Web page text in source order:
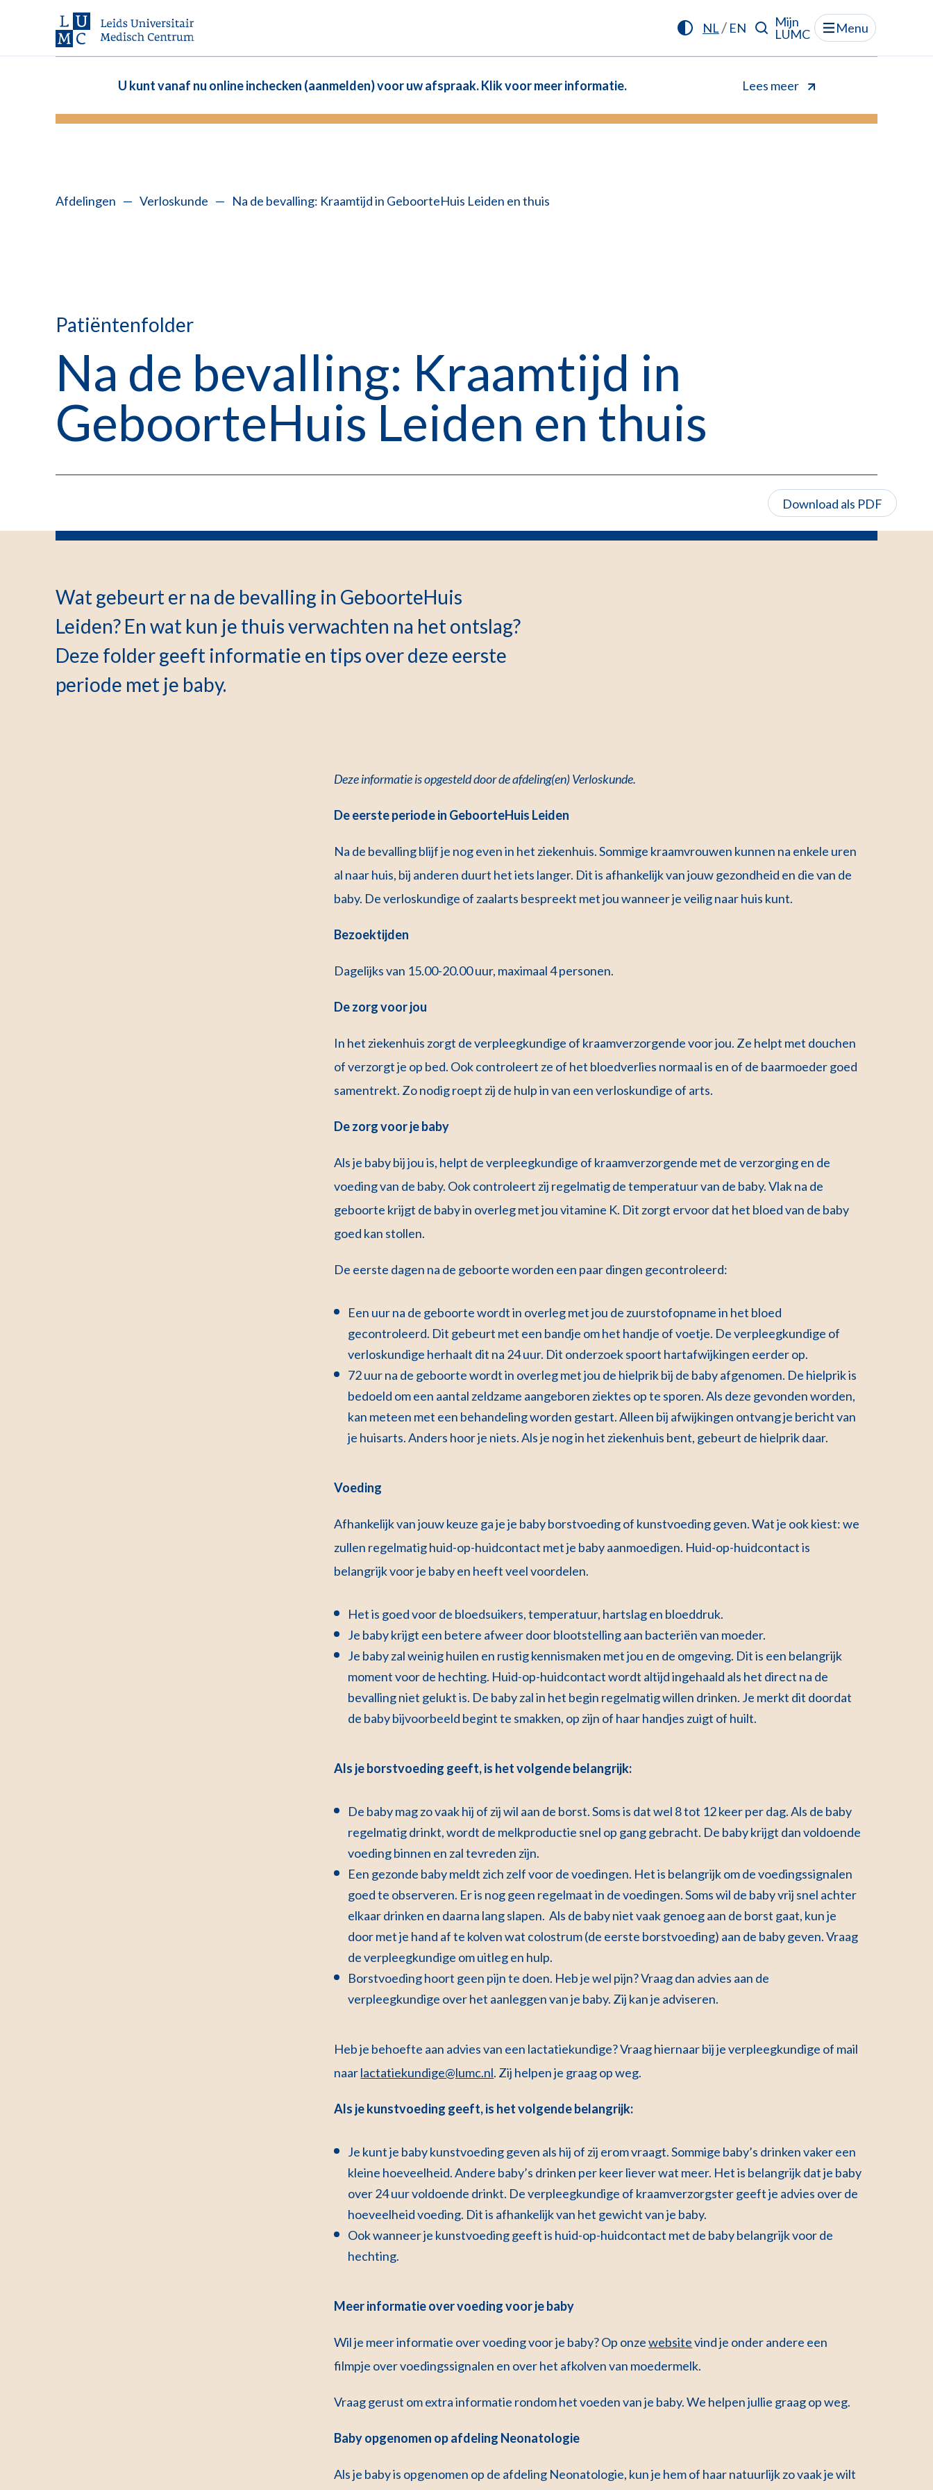
NL/ EN
Mijn
LUMC
Menu
U kunt vanaf nu online inchecken (aanmelden) voor uw afspraak. Klik voor meer informatie. Lees meer
Afdelingen — Verloskunde — Na de bevalling: Kraamtijd in GeboorteHuis Leiden en thuis
Patiëntenfolder
Na de bevalling: Kraamtijd in
GeboorteHuis Leiden en thuis
Download als PDF
Wat gebeurt er na de bevalling in GeboorteHuis
Leiden? En wat kun je thuis verwachten na het ontslag?
Deze folder geeft informatie en tips over deze eerste
periode met je baby.
Deze informatie is opgesteld door de afdeling(en) Verloskunde.
De eerste periode in GeboorteHuis Leiden
Na de bevalling blijf je nog even in het ziekenhuis. Sommige kraamvrouwen kunnen na enkele uren
al naar huis, bij anderen duurt het iets langer. Dit is afhankelijk van jouw gezondheid en die van de
baby. De verloskundige of zaalarts bespreekt met jou wanneer je veilig naar huis kunt.
Bezoektijden
Dagelijks van 15.00-20.00 uur, maximaal 4 personen.
De zorg voor jou
In het ziekenhuis zorgt de verpleegkundige of kraamverzorgende voor jou. Ze helpt met douchen
of verzorgt je op bed. Ook controleert ze of het bloedverlies normaal is en of de baarmoeder goed
samentrekt. Zo nodig roept zij de hulp in van een verloskundige of arts.
De zorg voor je baby
Als je baby bij jou is, helpt de verpleegkundige of kraamverzorgende met de verzorging en de
voeding van de baby. Ook controleert zij regelmatig de temperatuur van de baby. Vlak na de
geboorte krijgt de baby in overleg met jou vitamine K. Dit zorgt ervoor dat het bloed van de baby
goed kan stollen.
De eerste dagen na de geboorte worden een paar dingen gecontroleerd:
Een uur na de geboorte wordt in overleg met jou de zuurstofopname in het bloed
gecontroleerd. Dit gebeurt met een bandje om het handje of voetje. De verpleegkundige of
verloskundige herhaalt dit na 24 uur. Dit onderzoek spoort hartafwijkingen eerder op.
72 uur na de geboorte wordt in overleg met jou de hielprik bij de baby afgenomen. De hielprik is
bedoeld om een aantal zeldzame aangeboren ziektes op te sporen. Als deze gevonden worden,
kan meteen met een behandeling worden gestart. Alleen bij afwijkingen ontvang je bericht van
je huisarts. Anders hoor je niets. Als je nog in het ziekenhuis bent, gebeurt de hielprik daar.
Voeding
Afhankelijk van jouw keuze ga je je baby borstvoeding of kunstvoeding geven. Wat je ook kiest: we
zullen regelmatig huid-op-huidcontact met je baby aanmoedigen. Huid-op-huidcontact is
belangrijk voor je baby en heeft veel voordelen.
Het is goed voor de bloedsuikers, temperatuur, hartslag en bloeddruk.
Je baby krijgt een betere afweer door blootstelling aan bacteriën van moeder.
Je baby zal weinig huilen en rustig kennismaken met jou en de omgeving. Dit is een belangrijk
moment voor de hechting. Huid-op-huidcontact wordt altijd ingehaald als het direct na de
bevalling niet gelukt is. De baby zal in het begin regelmatig willen drinken. Je merkt dit doordat
de baby bijvoorbeeld begint te smakken, op zijn of haar handjes zuigt of huilt.
Als je borstvoeding geeft, is het volgende belangrijk:
De baby mag zo vaak hij of zij wil aan de borst. Soms is dat wel 8 tot 12 keer per dag. Als de baby
regelmatig drinkt, wordt de melkproductie snel op gang gebracht. De baby krijgt dan voldoende
voeding binnen en zal tevreden zijn.
Een gezonde baby meldt zich zelf voor de voedingen. Het is belangrijk om de voedingssignalen
goed te observeren. Er is nog geen regelmaat in de voedingen. Soms wil de baby vrij snel achter
elkaar drinken en daarna lang slapen. Als de baby niet vaak genoeg aan de borst gaat, kun je
door met je hand af te kolven wat colostrum (de eerste borstvoeding) aan de baby geven. Vraag
de verpleegkundige om uitleg en hulp.
Borstvoeding hoort geen pijn te doen. Heb je wel pijn? Vraag dan advies aan de
verpleegkundige over het aanleggen van je baby. Zij kan je adviseren.
Heb je behoefte aan advies van een lactatiekundige? Vraag hiernaar bij je verpleegkundige of mail
naarlactatiekundige@lumc.nl. Zij helpen je graag op weg.
Als je kunstvoeding geeft, is het volgende belangrijk:
Je kunt je baby kunstvoeding geven als hij of zij erom vraagt. Sommige baby’s drinken vaker een
kleine hoeveelheid. Andere baby’s drinken per keer liever wat meer. Het is belangrijk dat je baby
over 24 uur voldoende drinkt. De verpleegkundige of kraamverzorgster geeft je advies over de
hoeveelheid voeding. Dit is afhankelijk van het gewicht van je baby.
Ook wanneer je kunstvoeding geeft is huid-op-huidcontact met de baby belangrijk voor de
hechting.
Meer informatie over voeding voor je baby
Wil je meer informatie over voeding voor je baby? Op onzewebsitevind je onder andere een
filmpje over voedingssignalen en over het afkolven van moedermelk.
Vraag gerust om extra informatie rondom het voeden van je baby. We helpen jullie graag op weg.
Baby opgenomen op afdeling Neonatologie
Als je baby is opgenomen op de afdeling Neonatologie, kun je hem of haar natuurlijk zo vaak je wilt